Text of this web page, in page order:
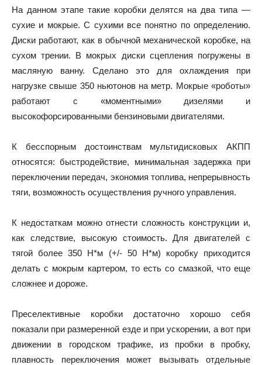
На данном этапе такие коробки делятся на два типа —
сухие и мокрые. С сухими все понятно по определению.
Диски работают, как в обычной механической коробке, на
сухом трении. В мокрых диски сцепления погружены в
масляную ванну. Сделано это для охлаждения при
нагрузке свыше 350 ньютонов на метр. Мокрые «роботы»
работают с «моментными» дизелями и
высокофорсированными бензиновыми двигателями.
К бесспорным достоинствам мультидисковых АКПП
относятся: быстродействие, минимальная задержка при
переключении передач, экономия топлива, непрерывность
тяги, возможность осуществления ручного управления.
К недостаткам можно отнести сложность конструкции и,
как следствие, высокую стоимость. Для двигателей с
тягой более 350 Н*м (+/- 50 Н*м) коробку приходится
делать с мокрым картером, то есть со смазкой, что еще
сложнее и дороже.
Преселективные коробки достаточно хорошо себя
показали при размеренной езде и при ускорении, а вот при
движении в городском трафике, из пробки в пробку,
плавность переключения может вызывать отдельные